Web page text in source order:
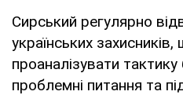
Сирський регулярно
українських захисників,
проаналізувати тактику
проблемні питання та